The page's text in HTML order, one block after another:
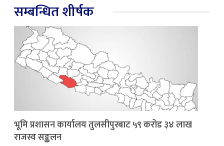
सम्बन्धित शीर्षक
भूमि प्रशासन कार्यालय तुलसीपुरबाट ५९ करोड ३४ लाख
राजस्व सङ्कलन